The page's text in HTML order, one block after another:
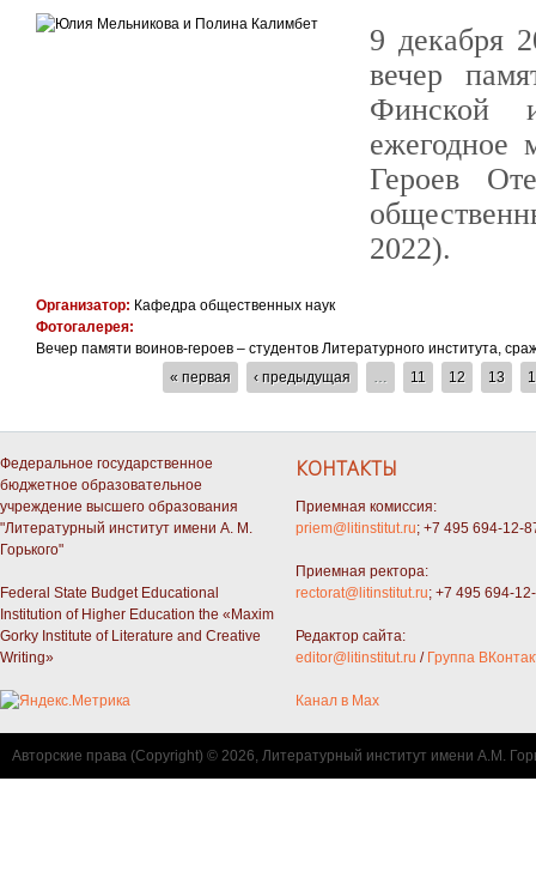
9 декабря
вечер
Финской
ежегодное
Героев
2022).
Организатор: Кафедра общественных наук
Фотогалерея:
Вечер памяти воинов-героев – студентов Литературного института,
СТРАНИЦЫ« первая ‹ предыдущая 11 12 13
Федеральное государственное
бюджетное образовательное
учреждение высшего образования
"Литературный институт имени А. М.
Горького"
Federal State Budget Educational
Institution of Higher Education the «Maxim
Gorky Institute of Literature and Creative
Writing»
КОНТАКТЫ
Приемная комиссия:
priem@litinstitut.ru; +7 495 694-12-
Приемная ректора:
rectorat@litinstitut.ru; +7 495 694-
Редактор сайта:
editor@litinstitut.ru / Группа
Канал в Max
Авторские права (Copyright) © 2026, Литературный институт имени А.М.